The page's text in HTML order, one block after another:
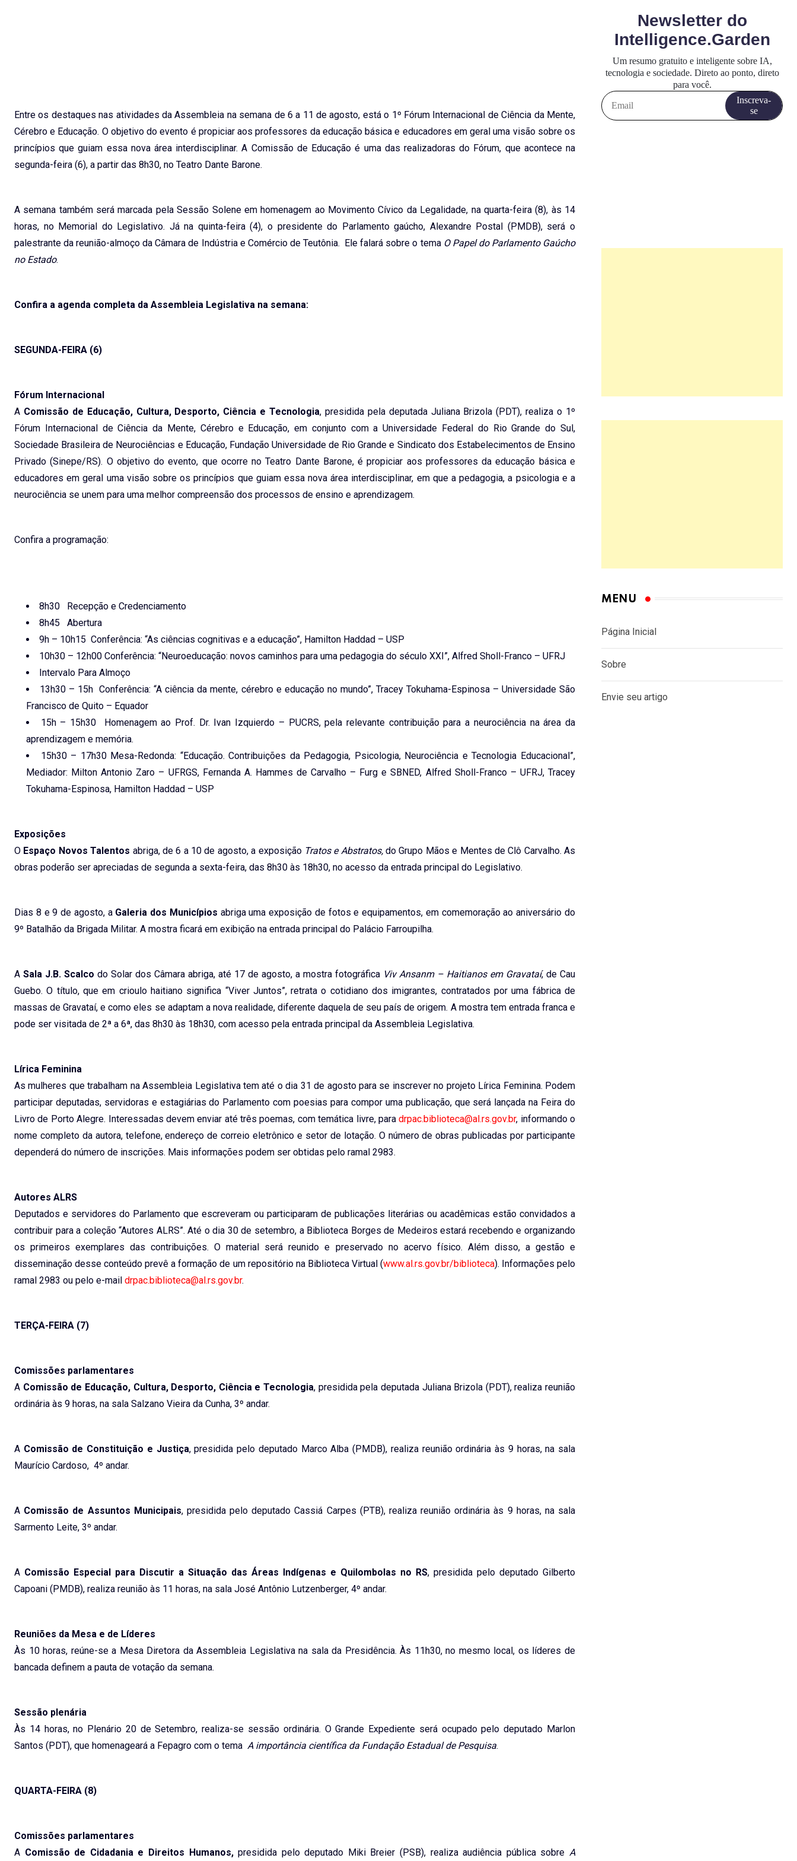
Entre os destaques nas atividades da Assembleia na semana de 6 a 11 de agosto, está o 1º Fórum Internacional de Ciência da Mente,
Cérebro e Educação. O objetivo do evento é propiciar aos professores da educação básica e educadores em geral uma visão sobre os
princípios que guiam essa nova área interdisciplinar. A Comissão de Educação é uma das realizadoras do Fórum, que acontece na
segunda-feira (6), a partir das 8h30, no Teatro Dante Barone.
A semana também será marcada pela Sessão Solene em homenagem ao Movimento Cívico da Legalidade, na quarta-feira (8), às 14
horas, no Memorial do Legislativo. Já na quinta-feira (4), o presidente do Parlamento gaúcho, Alexandre Postal (PMDB), será o
palestrante da reunião-almoço da Câmara de Indústria e Comércio de Teutônia. Ele falará sobre o tema O Papel do Parlamento Gaúcho
no Estado.
Confira a agenda completa da Assembleia Legislativa na semana:
SEGUNDA-FEIRA (6)
Fórum Internacional
A Comissão de Educação, Cultura, Desporto, Ciência e Tecnologia, presidida pela deputada Juliana Brizola (PDT), realiza o 1º
Fórum Internacional de Ciência da Mente, Cérebro e Educação, em conjunto com a Universidade Federal do Rio Grande do Sul,
Sociedade Brasileira de Neurociências e Educação, Fundação Universidade de Rio Grande e Sindicato dos Estabelecimentos de Ensino
Privado (Sinepe/RS). O objetivo do evento, que ocorre no Teatro Dante Barone, é propiciar aos professores da educação básica e
educadores em geral uma visão sobre os princípios que guiam essa nova área interdisciplinar, em que a pedagogia, a psicologia e a
neurociência se unem para uma melhor compreensão dos processos de ensino e aprendizagem.
Confira a programação:
8h30 Recepção e Credenciamento
8h45 Abertura
9h – 10h15 Conferência: “As ciências cognitivas e a educação”, Hamilton Haddad – USP
10h30 – 12h00 Conferência: “Neuroeducação: novos caminhos para uma pedagogia do século XXI”, Alfred Sholl-Franco – UFRJ
Intervalo Para Almoço
13h30 – 15h Conferência: “A ciência da mente, cérebro e educação no mundo”, Tracey Tokuhama-Espinosa – Universidade São
Francisco de Quito – Equador
15h – 15h30 Homenagem ao Prof. Dr. Ivan Izquierdo – PUCRS, pela relevante contribuição para a neurociência na área da
aprendizagem e memória.
15h30 – 17h30 Mesa-Redonda: “Educação. Contribuições da Pedagogia, Psicologia, Neurociência e Tecnologia Educacional”,
Mediador: Milton Antonio Zaro – UFRGS, Fernanda A. Hammes de Carvalho – Furg e SBNED, Alfred Sholl-Franco – UFRJ, Tracey
Tokuhama-Espinosa, Hamilton Haddad – USP
Exposições
O Espaço Novos Talentos abriga, de 6 a 10 de agosto, a exposição Tratos e Abstratos, do Grupo Mãos e Mentes de Clô Carvalho. As
obras poderão ser apreciadas de segunda a sexta-feira, das 8h30 às 18h30, no acesso da entrada principal do Legislativo.
Dias 8 e 9 de agosto, a Galeria dos Municípios abriga uma exposição de fotos e equipamentos, em comemoração ao aniversário do
9º Batalhão da Brigada Militar. A mostra ficará em exibição na entrada principal do Palácio Farroupilha.
A Sala J.B. Scalco do Solar dos Câmara abriga, até 17 de agosto, a mostra fotográfica Viv Ansanm – Haitianos em Gravataí, de Cau
Guebo. O título, que em crioulo haitiano significa “Viver Juntos”, retrata o cotidiano dos imigrantes, contratados por uma fábrica de
massas de Gravataí, e como eles se adaptam a nova realidade, diferente daquela de seu país de origem. A mostra tem entrada franca e
pode ser visitada de 2ª a 6ª, das 8h30 às 18h30, com acesso pela entrada principal da Assembleia Legislativa.
Lírica Feminina
As mulheres que trabalham na Assembleia Legislativa tem até o dia 31 de agosto para se inscrever no projeto Lírica Feminina. Podem
participar deputadas, servidoras e estagiárias do Parlamento com poesias para compor uma publicação, que será lançada na Feira do
Livro de Porto Alegre. Interessadas devem enviar até três poemas, com temática livre, paradrpac.biblioteca@al.rs.gov.br, informando o
nome completo da autora, telefone, endereço de correio eletrônico e setor de lotação. O número de obras publicadas por participante
dependerá do número de inscrições. Mais informações podem ser obtidas pelo ramal 2983.
Autores ALRS
Deputados e servidores do Parlamento que escreveram ou participaram de publicações literárias ou acadêmicas estão convidados a
contribuir para a coleção “Autores ALRS”. Até o dia 30 de setembro, a Biblioteca Borges de Medeiros estará recebendo e organizando
os primeiros exemplares das contribuições. O material será reunido e preservado no acervo físico. Além disso, a gestão e
disseminação desse conteúdo prevê a formação de um repositório na Biblioteca Virtual (www.al.rs.gov.br/biblioteca). Informações pelo
ramal 2983 ou pelo e-mail drpac.biblioteca@al.rs.gov.br.
TERÇA-FEIRA (7)
Comissões parlamentares
A Comissão de Educação, Cultura, Desporto, Ciência e Tecnologia, presidida pela deputada Juliana Brizola (PDT), realiza reunião
ordinária às 9 horas, na sala Salzano Vieira da Cunha, 3º andar.
A Comissão de Constituição e Justiça, presidida pelo deputado Marco Alba (PMDB), realiza reunião ordinária às 9 horas, na sala
Maurício Cardoso, 4º andar.
A Comissão de Assuntos Municipais, presidida pelo deputado Cassiá Carpes (PTB), realiza reunião ordinária às 9 horas, na sala
Sarmento Leite, 3º andar.
A Comissão Especial para Discutir a Situação das Áreas Indígenas e Quilombolas no RS, presidida pelo deputado Gilberto
Capoani (PMDB), realiza reunião às 11 horas, na sala José Antônio Lutzenberger, 4º andar.
Reuniões da Mesa e de Líderes
Às 10 horas, reúne-se a Mesa Diretora da Assembleia Legislativa na sala da Presidência. Às 11h30, no mesmo local, os líderes de
bancada definem a pauta de votação da semana.
Sessão plenária
Às 14 horas, no Plenário 20 de Setembro, realiza-se sessão ordinária. O Grande Expediente será ocupado pelo deputado Marlon
Santos (PDT), que homenageará a Fepagro com o tema A importância científica da Fundação Estadual de Pesquisa.
QUARTA-FEIRA (8)
Comissões parlamentares
A Comissão de Cidadania e Direitos Humanos,presidida pelo deputado Miki Breier (PSB), realiza audiência pública sobre A
MENU
Página Inicial
Sobre
Envie seu artigo